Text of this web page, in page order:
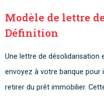
Modèle de lettre
Définition
Une lettre de désolidarisation
envoyez à votre banque
retirer du prêt immobilier.